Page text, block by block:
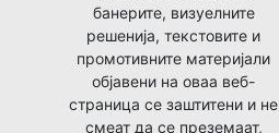
банерите, визуелните
решенија, текстовите и
промотивните материјали
објавени на оваа веб-
страница се заштитени и не
смеат да се преземаат,